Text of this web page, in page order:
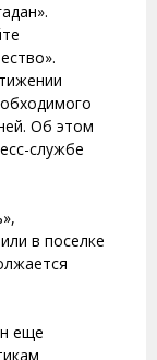
Об этом
службе
в поселке
еще